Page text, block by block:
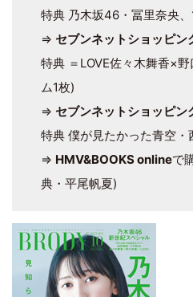
特典 乃木坂46・冨里奈央、
⇒ セブンネットショッピン
特典 ＝LOVE佐々木舞香×
ム1枚)
⇒ セブンネットショッピン
特典 僕が見たかった青空・
⇒ HMV&BOOKS onlineで
典・平尾帆夏)